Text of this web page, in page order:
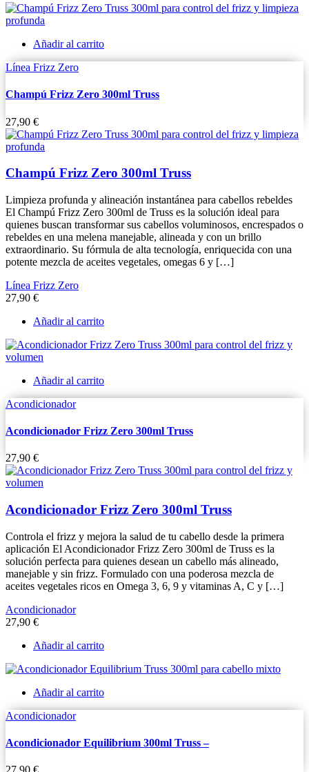
Añadir al carrito
Línea Frizz Zero
Champú Frizz Zero 300ml Truss
27,90 €
Champú Frizz Zero 300ml Truss
Limpieza profunda y alineación instantánea para cabellos rebeldes
El Champú Frizz Zero 300ml de Truss es la solución ideal para
quienes buscan transformar sus cabellos voluminosos, encrespados o
rebeldes en una melena manejable, alineada y con un brillo
extraordinario. Su fórmula de alta tecnología, enriquecida con una
potente mezcla de aceites vegetales, omegas 6 y […]
Línea Frizz Zero
27,90 €
Añadir al carrito
Añadir al carrito
Acondicionador
Acondicionador Frizz Zero 300ml Truss
27,90 €
Acondicionador Frizz Zero 300ml Truss
Controla el frizz y mejora la salud de tu cabello desde la primera
aplicación El Acondicionador Frizz Zero 300ml de Truss es la
solución perfecta para quienes desean un cabello más alineado,
manejable y sin frizz. Formulado con una poderosa mezcla de
aceites vegetales ricos en Omega 3, 6, 9 y vitaminas A, C y […]
Acondicionador
27,90 €
Añadir al carrito
Añadir al carrito
Acondicionador
Acondicionador Equilibrium 300ml Truss –